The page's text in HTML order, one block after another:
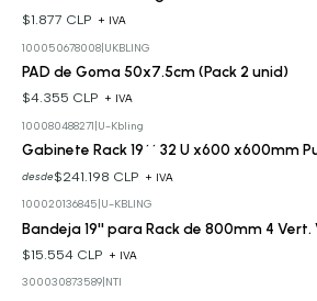
$1.877 CLP + IVA
100050678008| UKBLING
PAD de Goma 50x7.5cm (Pack 2 unid)
$4.355 CLP + IVA
100080488271 U-Kbling
Gabinete Rack 19´´ 32 U x600 x600mm
desde$241.198 CLP + IVA
100020136845 U-KBLING
Bandeja 19'' para Rack de 800mm 4
$15.554 CLP + IVA
300030873589| NTI